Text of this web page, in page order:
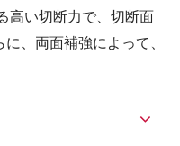
高い切断力で、切断面
、両面補強によって、